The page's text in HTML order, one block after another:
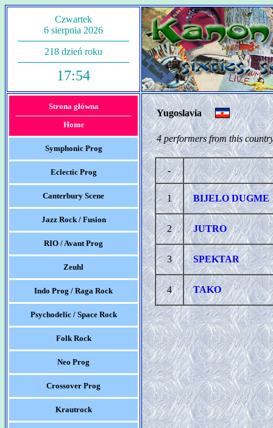
Czwartek
6 sierpnia 2026
218 dzień roku
17:54
Strona główna
Home
Symphonic Prog
Eclectic Prog
Canterbury Scene
Jazz Rock / Fusion
RIO / Avant Prog
Zeuhl
Indo Prog / Raga Rock
Psychodelic / Space Rock
Folk Rock
Neo Prog
Crossover Prog
Krautrock
Yugoslavia
4 performers from this
-
1 BIJELO DUGME
2 JUTRO
3 SPEKTAR
4 TAKO